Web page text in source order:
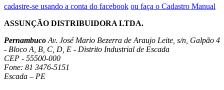
cadastre-se usando a conta do facebook ou faça o Cadastro Manual
ASSUNÇÃO DISTRIBUIDORA LTDA.
Pernambuco Av. José Mario Bezerra de Araujo Leite, s/n, Galpão 4
- Bloco A, B, C, D, E - Distrito Industrial de Escada
CEP - 55500-000
Fone: 81 3476-5151
Escada – PE